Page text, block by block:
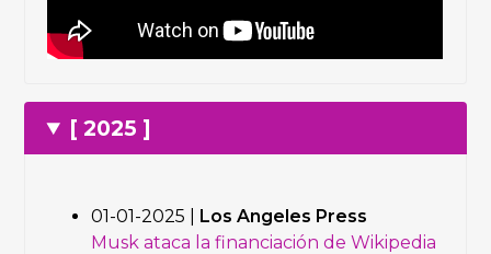
[ 2025 ]
01-01-2025 | Los Angeles Press
Musk ataca la financiación de Wikipedia